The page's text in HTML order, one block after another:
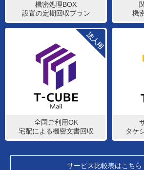
機密処理BOX
設置の定期回収プラン
機
全国ご利用OK
宅配による機密文書回収
タケ
サービス比較表はこちら